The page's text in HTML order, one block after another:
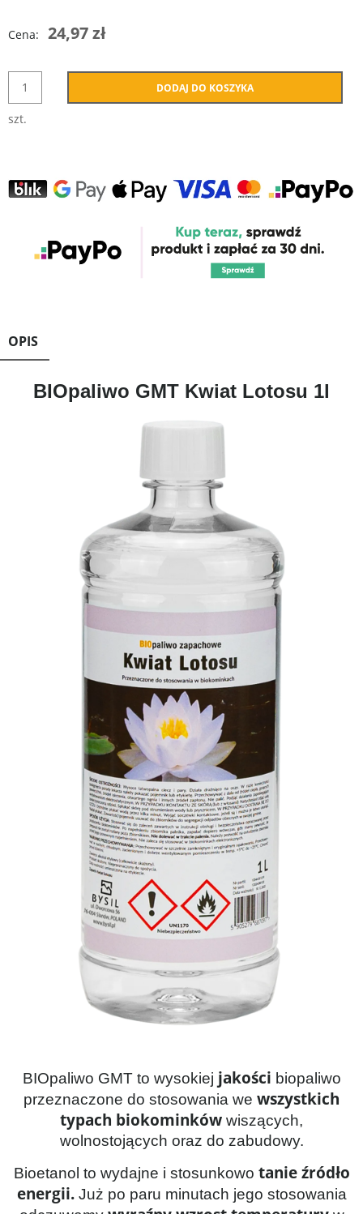
Cena: 24,97 zł
szt.
DODAJ DO KOSZYKA
OPIS
BIOpaliwo GMT Kwiat Lotosu 1l
BIOpaliwo GMT to wysokiej jakości biopaliwo
przeznaczone do stosowania we wszystkich
typach biokominków wiszących,
wolnostojących oraz do zabudowy.
Bioetanol to wydajne i stosunkowo tanie źródło
energii.Już po paru minutach jego stosowania